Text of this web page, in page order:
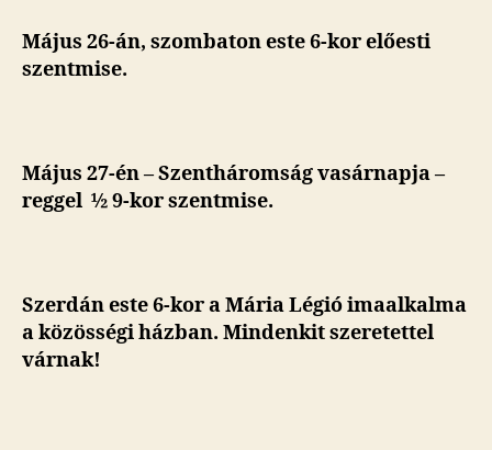
Május 26-án, szombatoneste 6-kor előesti
szentmise.
Május 27-én – Szentháromság vasárnapja –
reggel ½ 9-kor szentmise.
Szerdán este 6-kor a Mária Légió imaalkalma
a közösségi házban. Mindenkit szeretettel
várnak!